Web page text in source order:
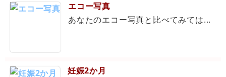
エコー写真
あなたのエコー写真と比べてみては...
妊娠2か月